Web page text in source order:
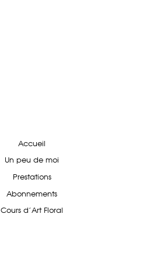
Accueil
Un peu de moi
Prestations
Abonnements
Cours d'Art Floral